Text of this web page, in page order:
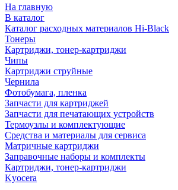
На главную
В каталог
Каталог расходных материалов Hi-Black
Тонеры
Картриджи, тонер-картриджи
Чипы
Картриджи струйные
Чернила
Фотобумага, пленка
Запчасти для картриджей
Запчасти для печатающих устройств
Термоузлы и комплектующие
Средства и материалы для сервиса
Матричные картриджи
Заправочные наборы и комплекты
Картриджи, тонер-картриджи
Kyocera